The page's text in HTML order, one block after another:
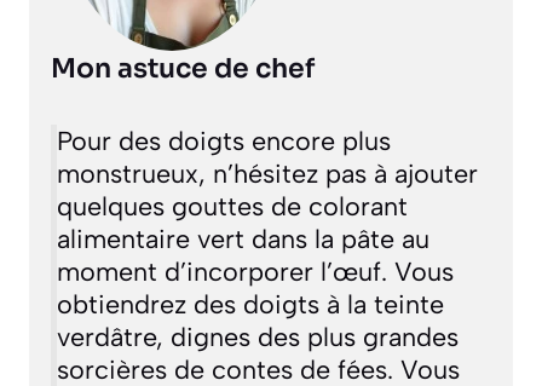
Mon astuce de chef
Pour des doigts encore plus
monstrueux, n’hésitez pas à ajouter
quelques gouttes de colorant
alimentaire vert dans la pâte au
moment d’incorporer l’œuf. Vous
obtiendrez des doigts à la teinte
verdâtre, dignes des plus grandes
sorcières de contes de fées. Vous